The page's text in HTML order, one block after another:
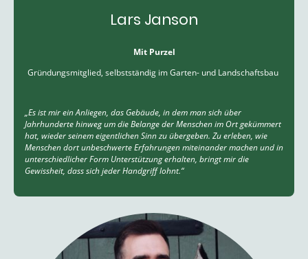
Lars Janson
Mit Purzel
Gründungsmitglied, selbstständig im Garten- und Landschaftsbau
„Es ist mir ein Anliegen, das Gebäude, in dem man sich über
Jahrhunderte hinweg um die Belange der Menschen im Ort gekümmert
hat, wieder seinem eigentlichen Sinn zu übergeben. Zu erleben, wie
Menschen dort unbeschwerte Erfahrungen miteinander machen und in
unterschiedlicher Form Unterstützung erhalten, bringt mir die
Gewissheit, dass sich jeder Handgriff lohnt.“